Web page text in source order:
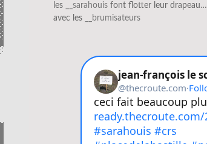
les
__sarahouis font flotter leur drapeau…
avec les
__brumisateurs